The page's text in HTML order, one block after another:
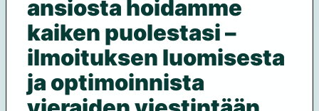
ansiosta hoidamme
kaiken puolestasi –
ilmoituksen luomisesta
ja optimoinnista